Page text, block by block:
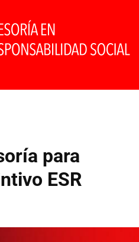
para
ESR